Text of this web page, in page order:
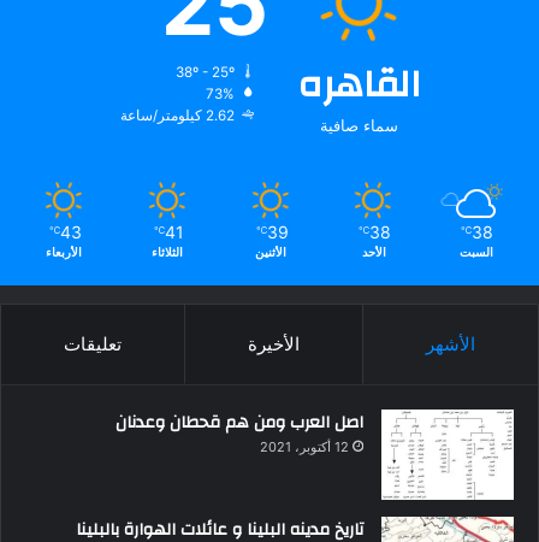
القاهره
سماء صافية
73%
2.62 كيلومتر/ساعة
38
℃
السبت
38
℃
الأحد
39
℃
الأثنين
41
℃
الثلاثاء
43
℃
الأربعاء
الأشهر الأخيرة تعليقات
اصل العرب ومن هم قحطان وعدنان
12 أكتوبر، 2021
تاريخ مدينه البلينا و عائلات الهوارة بالبلينا